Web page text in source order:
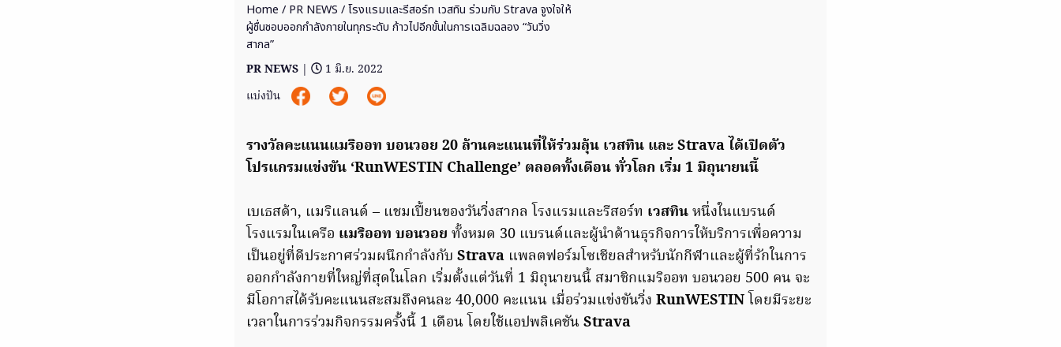
Home / PR NEWS / โรงแรมและรีสอร์ท เวสทิน ร่วมกับ Strava จูงใจให้
ผู้ชื่นชอบออกกำลังกายในทุกระดับ ก้าวไปอีกขั้นในการเฉลิมฉลอง “วันวิ่ง
สากล”
PR NEWS |
1 มิ.ย. 2022
แบ่งปัน
รางวัลคะแนนแมริออท บอนวอย 20 ล้านคะแนนที่ให้ร่วมลุ้น เวสทิน และ Strava ได้เปิดตัว
โปรแกรมแข่งขัน ‘RunWESTIN Challenge’ ตลอดทั้งเดือน ทั่วโลก เริ่ม 1 มิถุนายนนี้
เบเธสด้า, แมริแลนด์ – แชมเปี้ยนของวันวิ่งสากล โรงแรมและรีสอร์ท เวสทินหนึ่งในแบรนด์
โรงแรมในเครือ แมริออท บอนวอย ทั้งหมด 30 แบรนด์และผู้นำด้านธุรกิจการให้บริการเพื่อความ
เป็นอยู่ที่ดีประกาศร่วมผนึกกำลังกับ Strava แพลตฟอร์มโซเชียลสำหรับนักกีฬาและผู้ที่รักในการ
ออกกำลังกายที่ใหญ่ที่สุดในโลก เริ่มตั้งแต่วันที่ 1 มิถุนายนนี้ สมาชิกแมริออท บอนวอย 500 คน จะ
มีโอกาสได้รับคะแนนสะสมถึงคนละ 40,000 คะแนน เมื่อร่วมแข่งขันวิ่ง RunWESTIN โดยมีระยะ
เวลาในการร่วมกิจกรรมครั้งนี้ 1 เดือน โดยใช้แอปพลิเคชันStrava